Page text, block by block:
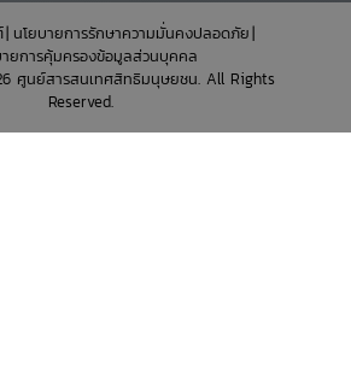
นโยบายการรักษาความมั่นคงปลอดภัย
ายการคุ้มครองข้อมูลส่วนบุคคล
ศูนย์สารสนเทศสิทธิมนุษยชน. All Rights
Reserved.